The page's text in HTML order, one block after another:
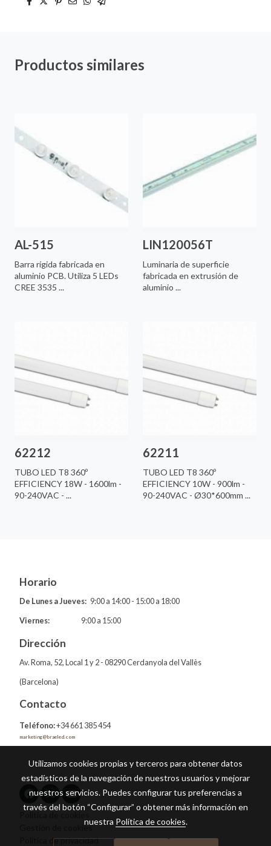
Productos similares
AL-515
Barra rígida fabricada en
aluminio PCB. Utiliza 5 LEDs
CREE 3535 ...
LIN120056T
Luminaria de superficie
fabricada en extrusión de
aluminio ...
62212
TUBO LED T8 360º
EFFICIENCY 18W - 1600lm -
90-240VAC - ...
62211
TUBO LED T8 360º
EFFICIENCY 10W - 900lm -
90-240VAC - Ø30*600mm ...
Horario
De Lunes a Jueves: 9:00 a 14:00 - 15:00 a 18:00
Viernes: 9:00 a 15:00
Dirección
Av. Roma, 52, Local 1 y 2 - 08290 Cerdanyola del Vallès
(Barcelona)
Contacto
Teléfono:+34 661 385 454
marketing@braeled.com
Gestión de cookies
Política de privacidad
Utilizamos cookies propias y terceros para obtener datos
estadísticos de la navegación de nuestros usuarios y mejorar
nuestros servicios. Puedes configurar tus preferencias a
través del botón “Configurar” o obtener más información en
nuestra Política de cookies.